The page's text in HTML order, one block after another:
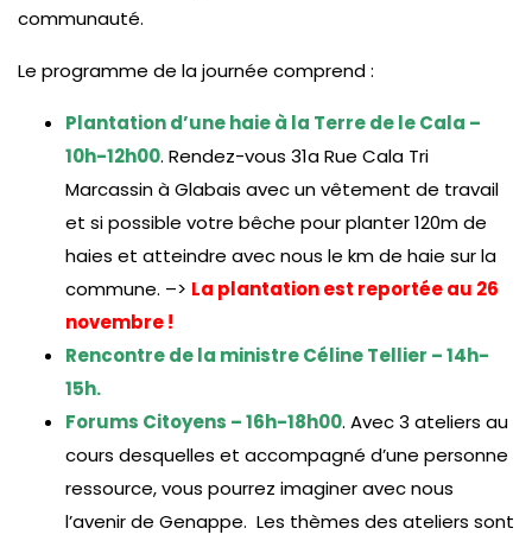
communauté.
Le programme de la journée comprend :
Plantation d’une haie à la Terre de le Cala –
10h-12h00. Rendez-vous 31a Rue Cala Tri
Marcassin à Glabais avec un vêtement de travail
et si possible votre bêche pour planter 120m de
haies et atteindre avec nous le km de haie sur la
commune. –> La plantation est reportée au 26
novembre !
Rencontre de la ministre Céline Tellier – 14h-
15h.
Forums Citoyens – 16h-18h00. Avec 3 ateliers au
cours desquelles et accompagné d’une personne
ressource, vous pourrez imaginer avec nous
l’avenir de Genappe. Les thèmes des ateliers sont